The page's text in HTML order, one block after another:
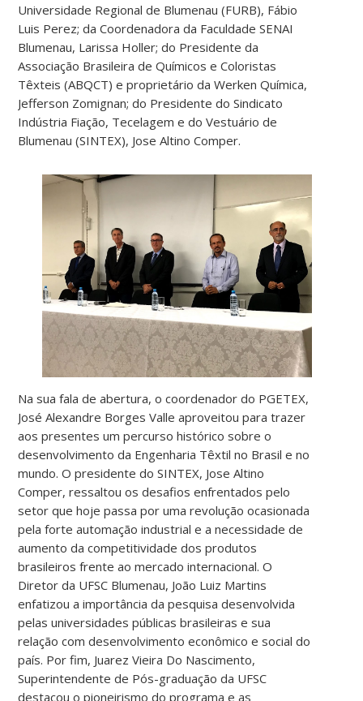
Universidade Regional de Blumenau (FURB), Fábio
Luis Perez; da Coordenadora da Faculdade SENAI
Blumenau, Larissa Holler; do Presidente da
Associação Brasileira de Químicos e Coloristas
Têxteis (ABQCT) e proprietário da Werken Química,
Jefferson Zomignan; do Presidente do Sindicato
Indústria Fiação, Tecelagem e do Vestuário de
Blumenau (SINTEX), Jose Altino Comper.
Na sua fala de abertura, o coordenador do PGETEX,
José Alexandre Borges Valle aproveitou para trazer
aos presentes um percurso histórico sobre o
desenvolvimento da Engenharia Têxtil no Brasil e no
mundo. O presidente do SINTEX, Jose Altino
Comper, ressaltou os desafios enfrentados pelo
setor que hoje passa por uma revolução ocasionada
pela forte automação industrial e a necessidade de
aumento da competitividade dos produtos
brasileiros frente ao mercado internacional. O
Diretor da UFSC Blumenau, João Luiz Martins
enfatizou a importância da pesquisa desenvolvida
pelas universidades públicas brasileiras e sua
relação com desenvolvimento econômico e social do
país. Por fim, Juarez Vieira Do Nascimento,
Superintendente de Pós-graduação da UFSC
destacou o pioneirismo do programa e as